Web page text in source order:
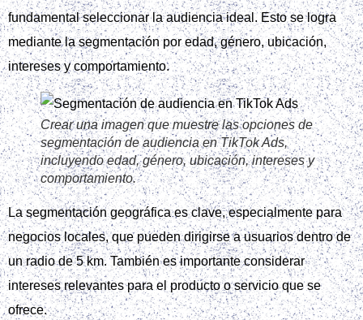
Al configurar tu cuenta en Tik Tok Ads, es esencial seguir los
pasos indicados para asegurar una experiencia publicitaria
exitosa. Puedes encontrar más información en laGuía
completa para empezar campañas en TikTok Ads.
Tik Tok Ads ofrece una variedad de herramientas y recursos
para ayudarte a crear campañas efectivas. Al entender cómo
funcionan estas herramientas y seguir los pasos adecuados,
podrás aprovechar al máximo tus campañas en Tik tok ads.
Configurar la campaña y los
grupos de anuncios